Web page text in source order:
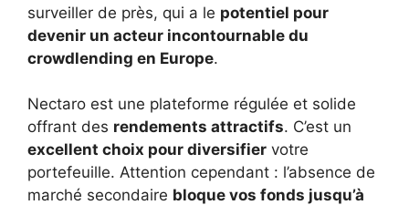
surveiller de près, qui a le potentiel pour
devenir un acteur incontournable du
crowdlending en Europe.
Nectaro est une plateforme régulée et solide
offrant des rendements attractifs. C’est un
excellent choix pour diversifier votre
portefeuille. Attention cependant : l’absence de
marché secondaire bloque vos fonds jusqu’à